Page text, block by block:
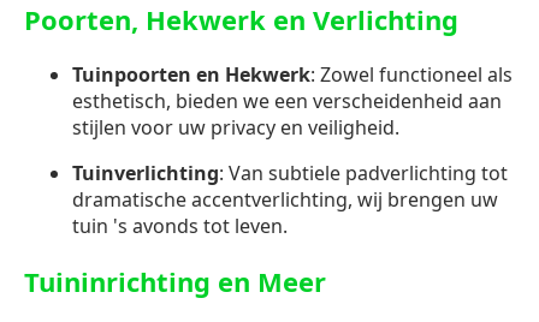
Poorten, Hekwerk en Verlichting
Tuinpoorten en Hekwerk: Zowel functioneel als
esthetisch, bieden we een verscheidenheid aan
stijlen voor uw privacy en veiligheid.
Tuinverlichting: Van subtiele padverlichting tot
dramatische accentverlichting, wij brengen uw
tuin 's avonds tot leven.
Tuininrichting en Meer